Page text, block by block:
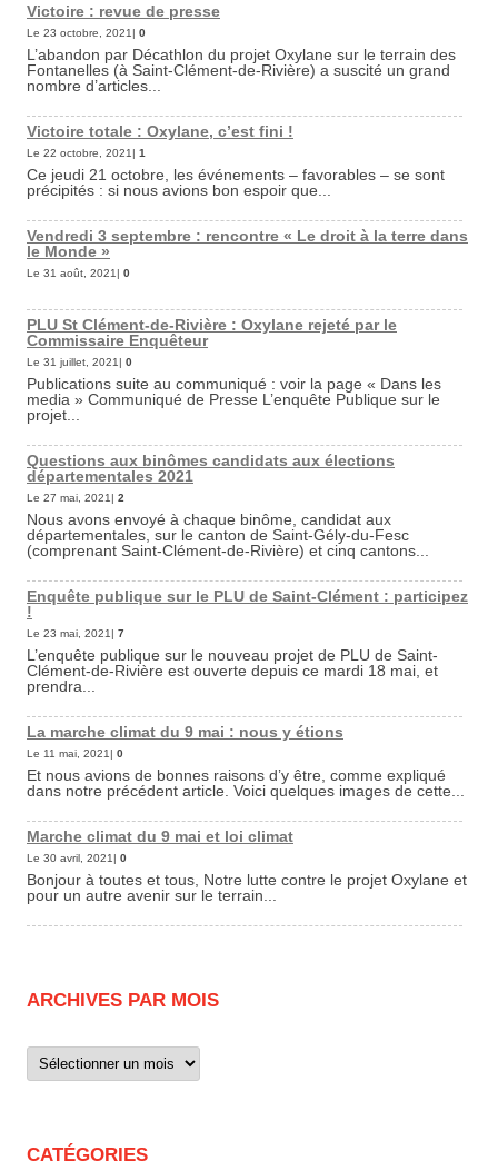
Victoire : revue de presse
Le 23 octobre, 2021| 0
L’abandon par Décathlon du projet Oxylane sur le terrain des
Fontanelles (à Saint-Clément-de-Rivière) a suscité un grand
nombre d’articles...
Victoire totale : Oxylane, c’est fini !
Le 22 octobre, 2021| 1
Ce jeudi 21 octobre, les événements – favorables – se sont
précipités : si nous avions bon espoir que...
Vendredi 3 septembre : rencontre « Le droit à la terre dans
le Monde »
Le 31 août, 2021| 0
PLU St Clément-de-Rivière : Oxylane rejeté par le
Commissaire Enquêteur
Le 31 juillet, 2021| 0
Publications suite au communiqué : voir la page « Dans les
media » Communiqué de Presse L’enquête Publique sur le
projet...
Questions aux binômes candidats aux élections
départementales 2021
Le 27 mai, 2021| 2
Nous avons envoyé à chaque binôme, candidat aux
départementales, sur le canton de Saint-Gély-du-Fesc
(comprenant Saint-Clément-de-Rivière) et cinq cantons...
Enquête publique sur le PLU de Saint-Clément : participez
!
Le 23 mai, 2021| 7
L’enquête publique sur le nouveau projet de PLU de Saint-
Clément-de-Rivière est ouverte depuis ce mardi 18 mai, et
prendra...
La marche climat du 9 mai : nous y étions
Le 11 mai, 2021| 0
Et nous avions de bonnes raisons d’y être, comme expliqué
dans notre précédent article. Voici quelques images de cette...
Marche climat du 9 mai et loi climat
Le 30 avril, 2021| 0
Bonjour à toutes et tous, Notre lutte contre le projet Oxylane et
pour un autre avenir sur le terrain...
ARCHIVES PAR MOIS
Archives
par
CATÉGORIES